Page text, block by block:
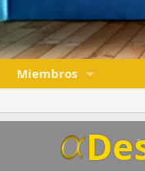
Miembros